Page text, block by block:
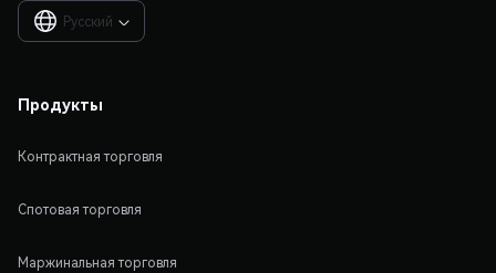
Русский 
Продукты
Контрактная торговля
Спотовая торговля
Маржинальная торговля